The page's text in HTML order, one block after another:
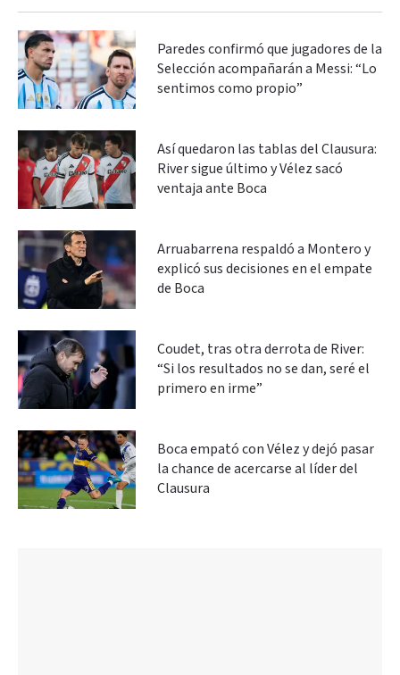
Paredes confirmó que jugadores de la
Selección acompañarán a Messi: “Lo
sentimos como propio”
Así quedaron las tablas del Clausura:
River sigue último y Vélez sacó
ventaja ante Boca
Arruabarrena respaldó a Montero y
explicó sus decisiones en el empate
de Boca
Coudet, tras otra derrota de River:
“Si los resultados no se dan, seré el
primero en irme”
Boca empató con Vélez y dejó pasar
la chance de acercarse al líder del
Clausura